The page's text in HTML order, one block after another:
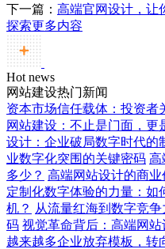
下一篇： 高端官网设计，让
探索更多内容
Hot news
网站建设热门新闻
资本市场信任载体：投资者
网站建设：不止是门面，更
设计：企业破局数字时代的
业数字化突围的关键密码 高
多少？ 高端网站设计的商
定制化数字体验的力量：如
机？ 从流量红海到数字竞
码 视觉革命背后：高端网
越来越多企业放弃模板，转